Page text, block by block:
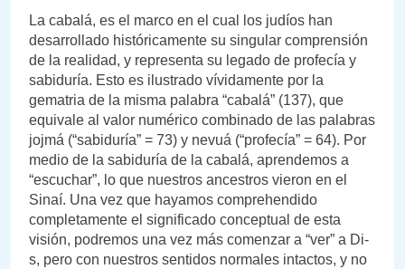
La cabalá, es el marco en el cual los judíos han
desarrollado históricamente su singular comprensión
de la realidad, y representa su legado de profecía y
sabiduría. Esto es ilustrado vívidamente por la
gematria de la misma palabra “cabalá” (137), que
equivale al valor numérico combinado de las palabras
jojmá (“sabiduría” = 73) y nevuá (“profecía” = 64). Por
medio de la sabiduría de la cabalá, aprendemos a
“escuchar”, lo que nuestros ancestros vieron en el
Sinaí. Una vez que hayamos comprehendido
completamente el significado conceptual de esta
visión, podremos una vez más comenzar a “ver” a Di-
s, pero con nuestros sentidos normales intactos, y no